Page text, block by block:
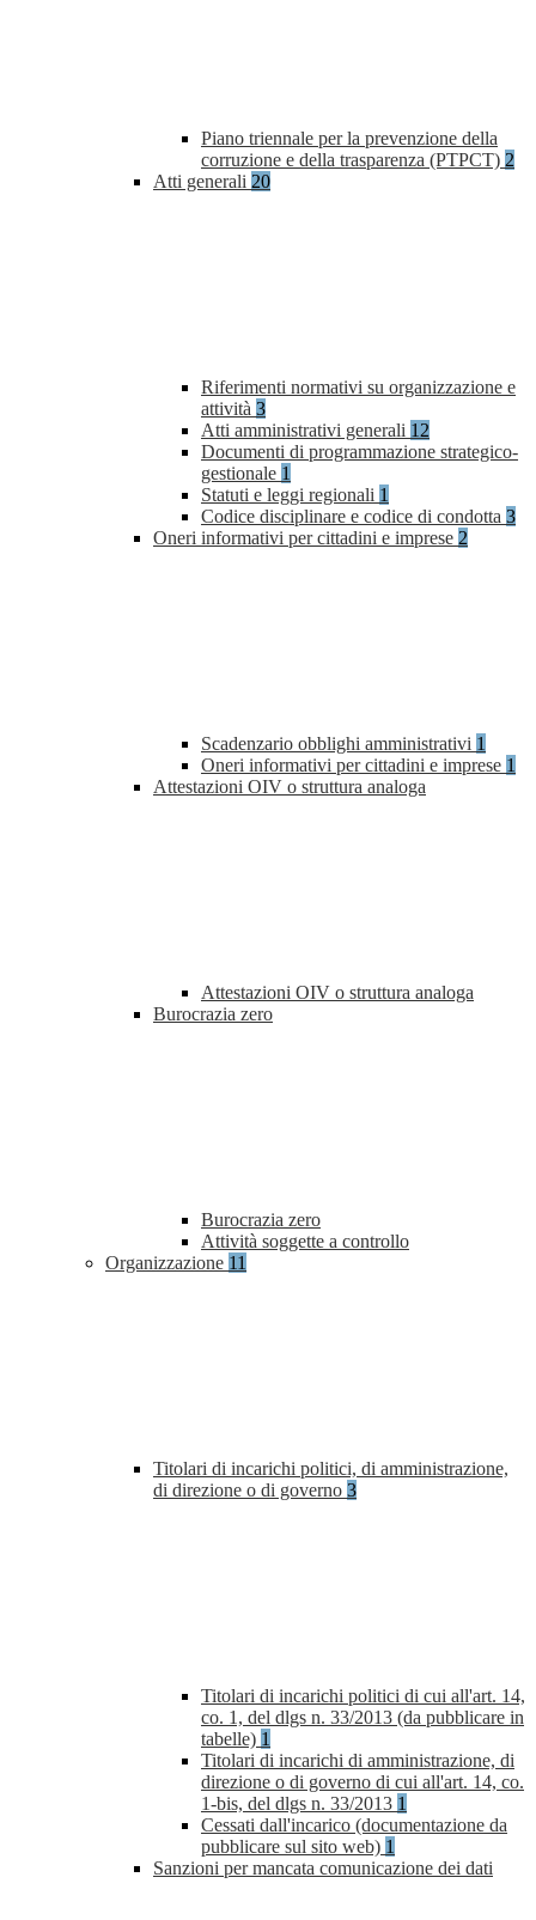
Piano triennale per la prevenzione della
corruzione e della trasparenza (PTPCT) 2
Atti generali 20
Riferimenti normativi su organizzazione e
attività 3
Atti amministrativi generali 12
Documenti di programmazione strategico-
gestionale 1
Statuti e leggi regionali 1
Codice disciplinare e codice di condotta 3
Oneri informativi per cittadini e imprese 2
Scadenzario obblighi amministrativi 1
Oneri informativi per cittadini e imprese 1
Attestazioni OIV o struttura analoga
Attestazioni OIV o struttura analoga
Burocrazia zero
Burocrazia zero
Attività soggette a controllo
Organizzazione 11
Titolari di incarichi politici, di amministrazione,
di direzione o di governo 3
Titolari di incarichi politici di cui all'art. 14,
co. 1, del dlgs n. 33/2013 (da pubblicare in
tabelle) 1
Titolari di incarichi di amministrazione, di
direzione o di governo di cui all'art. 14, co.
1-bis, del dlgs n. 33/2013 1
Cessati dall'incarico (documentazione da
pubblicare sul sito web) 1
Sanzioni per mancata comunicazione dei dati